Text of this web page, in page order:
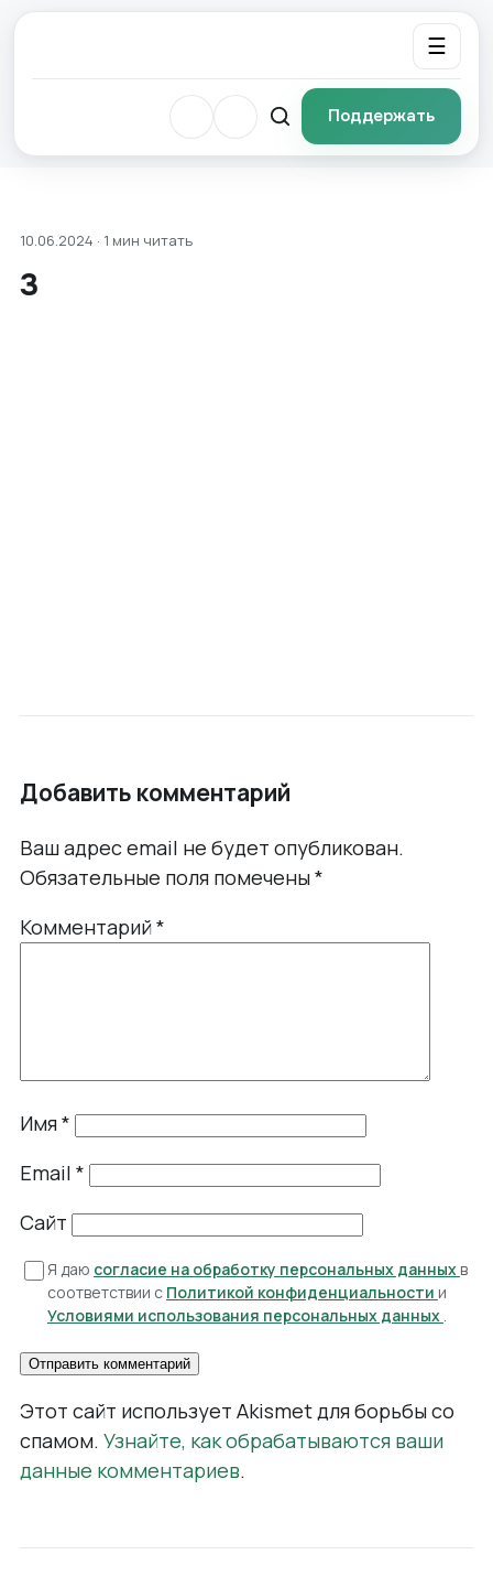
☰
Поддержать
10.06.2024 · 1 мин читать
3
Добавить комментарий
Ваш адрес email не будет опубликован.
Обязательные поля помечены*
Комментарий*
Имя*
Email *
Сайт
Я даю согласие на обработку персональных данных в
соответствии с Политикой конфиденциальности и
Условиями использования персональных данных .
Этот сайт использует Akismet для борьбы со
спамом. Узнайте, как обрабатываются ваши
данные комментариев.